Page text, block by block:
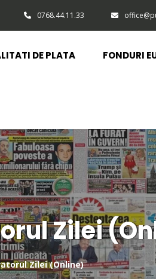
0768.44.11.33
DE PLATA FONDURI
Zilei
Zilei (Online)